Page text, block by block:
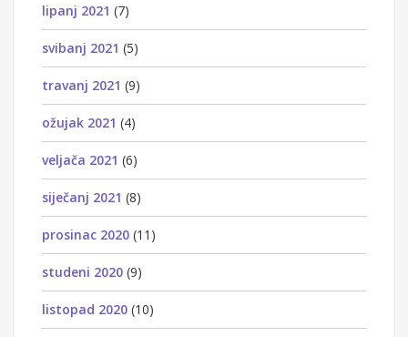
lipanj 2021 (7)
svibanj 2021 (5)
travanj 2021 (9)
ožujak 2021 (4)
veljača 2021 (6)
siječanj 2021 (8)
prosinac 2020 (11)
studeni 2020 (9)
listopad 2020 (10)